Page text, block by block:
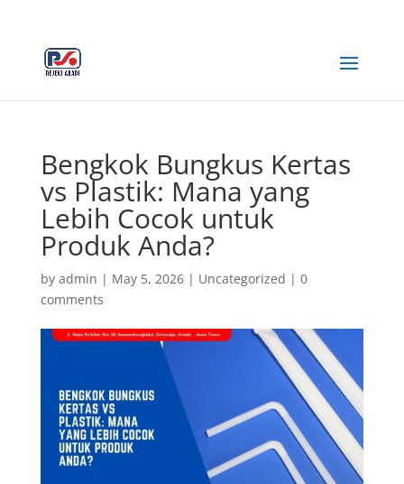
Bengkok Bungkus Kertas
vs Plastik: Mana yang
Lebih Cocok untuk
Produk Anda?
by admin | May 5, 2026| Uncategorized | 0
comments